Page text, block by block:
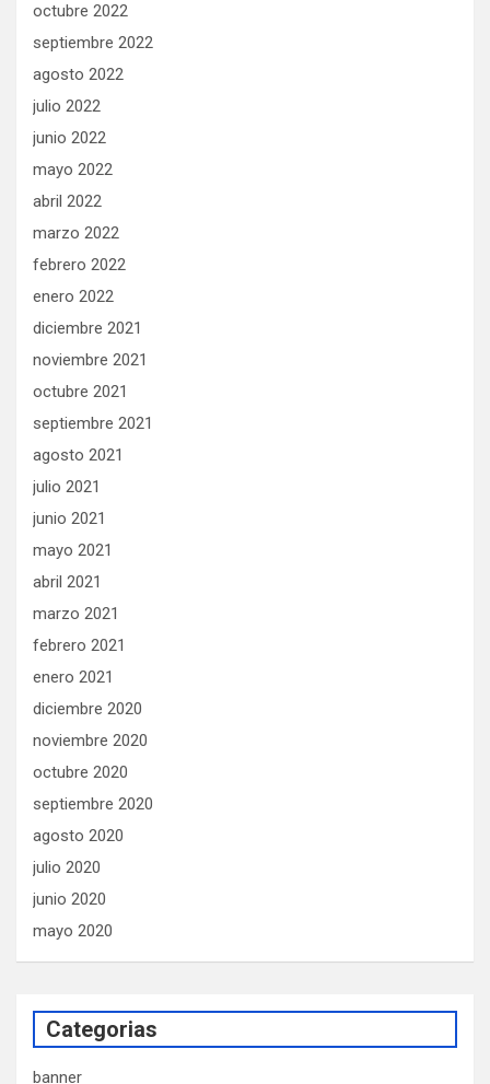
octubre 2022
septiembre 2022
agosto 2022
julio 2022
junio 2022
mayo 2022
abril 2022
marzo 2022
febrero 2022
enero 2022
diciembre 2021
noviembre 2021
octubre 2021
septiembre 2021
agosto 2021
julio 2021
junio 2021
mayo 2021
abril 2021
marzo 2021
febrero 2021
enero 2021
diciembre 2020
noviembre 2020
octubre 2020
septiembre 2020
agosto 2020
julio 2020
junio 2020
mayo 2020
Categorias
banner